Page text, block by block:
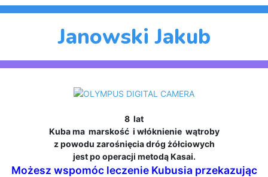
Janowski Jakub
8 lat
Kuba ma marskość i włóknienie wątroby
z powodu zarośnięcia dróg żółciowych
jest po operacji metodą Kasai.
Możesz wspomóc leczenie Kubusia przekazując